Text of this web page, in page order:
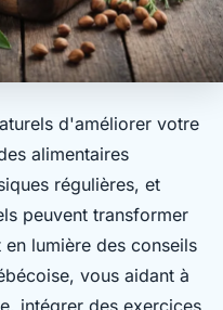
d'améliorer votre
alimentaires
régulières, et
peuvent transformer
lumière des conseils
vous aidant à